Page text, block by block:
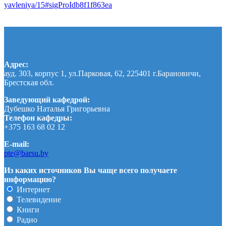
yavleniya/15#sigProIdb8f1f863ea
Адрес:
ауд. 303, корпус 1, ул.Парковая, 62, 225401 г.Барановичи,
Брестская обл.
Заведующий кафедрой:
Дубешко Наталья Григорьевна
Телефон кафедры:
+375 163 68 02 12
E-mail:
pte@barsu.by
Из каких источников Вы чаще всего получаете
информацию?
Интернет
Телевидение
Книги
Радио